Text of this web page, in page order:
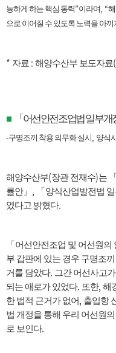
능하게 하는 핵심 동력”이라며 , “
으로 이어질 수 있도록 노력을 아
* 자료 : 해양수산부 보도자료
■ 「 어선안전조업법 일부개
-구명조끼 착용 의무화 실시 양식
해양수산부(장관 전재수)는
률안」 , 「 양식산업발전법
였다고 밝혔다.
「 어선안전조업 및 어선원의
부 갑판에 있는 경우 구명조
거를 담았다. 그간 어선사고
되는 애로가 있었다. 또한, 해
한 법적 근거가 없어, 출입항
법 개정을 통해 우리 어선원
로 보인다.